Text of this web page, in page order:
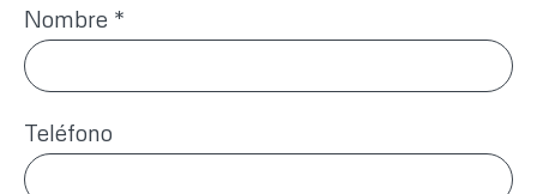
Nombre *
Teléfono